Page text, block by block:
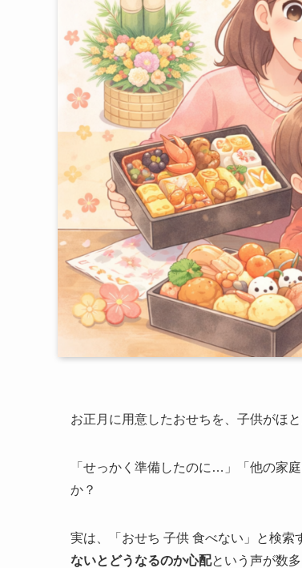
お正月に用意したおせちを、子供がほ
「せっかく準備したのに…」「他の家
か？
実は、「おせち 子供 食べない」と検索
ないとどうなるのか心配という声が数